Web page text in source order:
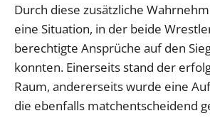
Durch diese zusätzliche
eine Situation, in der beide
berechtigte Ansprüche auf den
konnten. Einerseits stand der
Raum, andererseits wurde eine
die ebenfalls matchentscheidend